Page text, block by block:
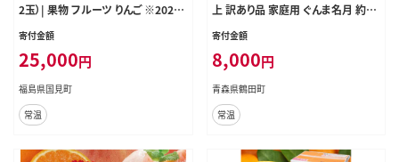
2玉）| 果物 フルーツ りんご ※2026
年11月～発送
寄付金額
25,000円
福島県国見町
常温
上 訳あり品 家庭用 ぐんま名月 約3k
g【青森りんご】
寄付金額
8,000円
青森県鶴田町
常温